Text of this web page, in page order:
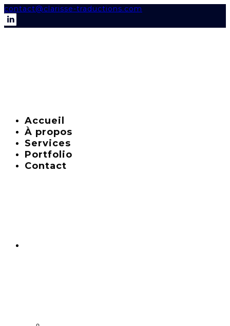
contact@clarisse-traductions.com
Accueil
À propos
Services
Portfolio
Contact